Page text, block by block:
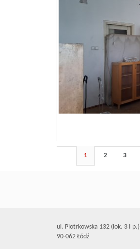
1 2 3
ul. Piotrkowska 132 (lok. 3 I p.)
90-062 Łódź